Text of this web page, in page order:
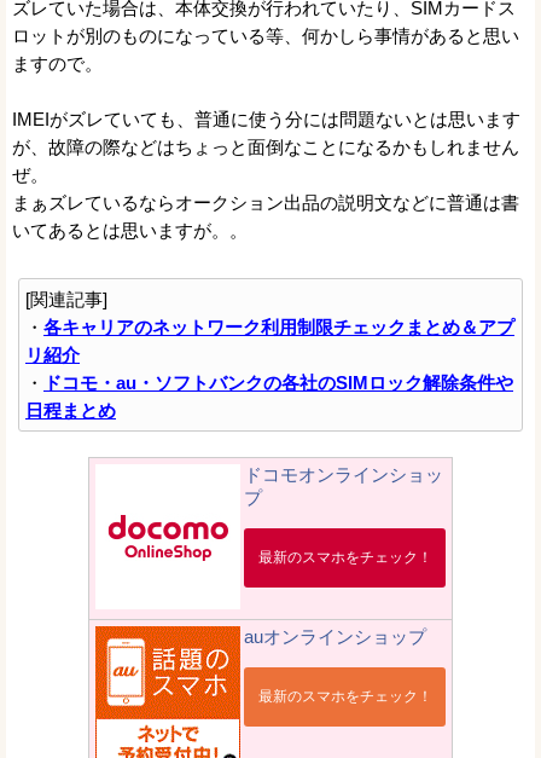
ズレていた場合は、本体交換が行われていたり、SIMカードス
ロットが別のものになっている等、何かしら事情があると思い
ますので。
IMEIがズレていても、普通に使う分には問題ないとは思います
が、故障の際などはちょっと面倒なことになるかもしれません
ぜ。
まぁズレているならオークション出品の説明文などに普通は書
いてあるとは思いますが。。
[関連記事]
・ 各キャリアのネットワーク利用制限チェックまとめ＆アプ
リ紹介
・
ドコモ・au・ソフトバンクの各社のSIMロック解除条件や
日程まとめ
ドコモオンラインショッ
プ
最新のスマホをチェック！
auオンラインショップ
最新のスマホをチェック！